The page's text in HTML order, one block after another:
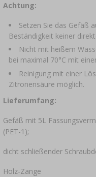
Achtung:
Setzen Sie das Gefäß
Beständigkeit keiner
Nicht mit heißem
bei maximal 70°C mit
Reinigung mit einer
Zitronensäure möglich.
Lieferumfang:
Gefäß mit 5L
(PET-1);
dicht schließender
Holz-Zange